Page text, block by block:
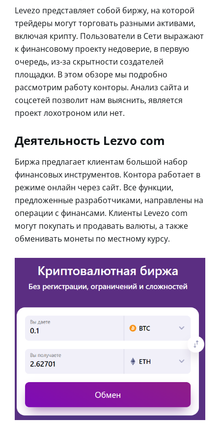
Levezo представляет собой биржу, на которой
трейдеры могут торговать разными активами,
включая крипту. Пользователи в Сети выражают
к финансовому проекту недоверие, в первую
очередь, из-за скрытности создателей
площадки. В этом обзоре мы подробно
рассмотрим работу конторы. Анализ сайта и
соцсетей позволит нам выяснить, является
проект лохотроном или нет.
Деятельность Lezvo com
Биржа предлагает клиентам большой набор
финансовых инструментов. Контора работает в
режиме онлайн через сайт. Все функции,
предложенные разработчиками, направлены на
операции с финансами. Клиенты Levezo com
могут покупать и продавать валюты, а также
обменивать монеты по местному курсу.